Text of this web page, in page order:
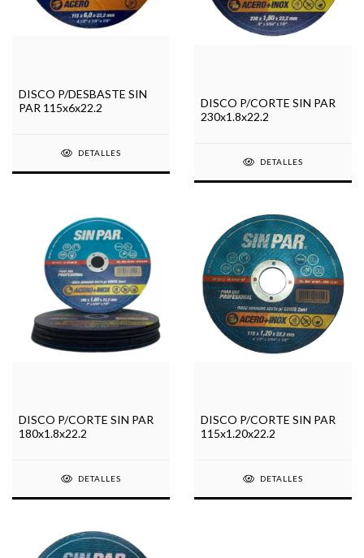
DISCO P/DESBASTE SIN
PAR 115x6x22.2
DETALLES
DISCO P/CORTE SIN PAR
230x1.8x22.2
DETALLES
DISCO P/CORTE SIN PAR
180x1.8x22.2
DETALLES
DISCO P/CORTE SIN PAR
115x1.20x22.2
DETALLES